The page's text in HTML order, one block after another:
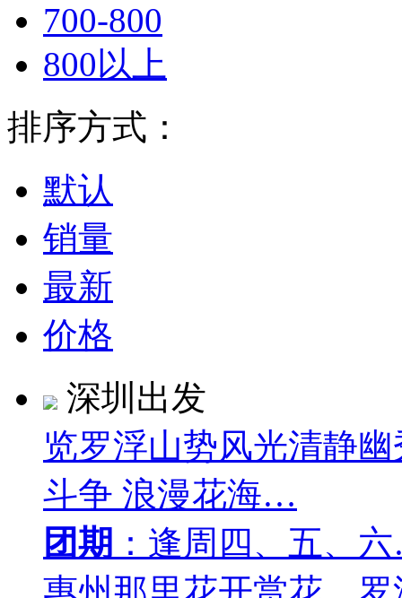
700-800
800以上
排序方式：
默认
销量
最新
价格
深圳出发
览罗浮山势风光清静
斗争 浪漫花海…
团期 ：逢周四、五、